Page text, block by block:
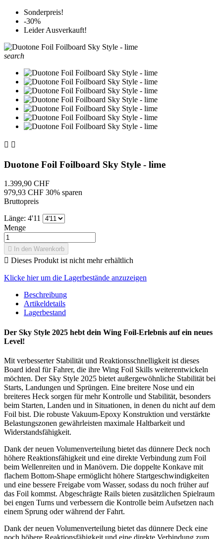
Sonderpreis!
-30%
Leider Ausverkauft!
search
 
Duotone Foil Foilboard Sky Style - lime
1.399,90 CHF
979,93 CHF 30% sparen
Bruttopreis
Länge: 4'11
Menge
 In den Warenkorb
 Dieses Produkt ist nicht mehr erhältlich
Klicke hier um die Lagerbestände anzuzeigen
Beschreibung
Artikeldetails
Lagerbestand
Der Sky Style 2025 hebt dein Wing Foil-Erlebnis auf ein neues
Level!
Mit verbesserter Stabilität und Reaktionsschnelligkeit ist dieses
Board ideal für Fahrer, die ihre Wing Foil Skills weiterentwickeln
möchten. Der Sky Style 2025 bietet außergewöhnliche Stabilität bei
Starts, Landungen und Sprüngen. Eine breitere Nose und ein
breiteres Heck sorgen für mehr Kontrolle und Stabilität, besonders
beim Starten, Landen und in Situationen, in denen du nicht auf dem
Foil bist. Die robuste Vakuum-Epoxy Konstruktion und verstärkte
Belastungszonen gewährleisten maximale Haltbarkeit und
Widerstandsfähigkeit.
Dank der neuen Volumenverteilung bietet das dünnere Deck noch
höhere Reaktionsfähigkeit und eine direkte Verbindung zum Foil
beim Wellenreiten und in Manövern. Die doppelte Konkave mit
flachem Bottom-Shape ermöglicht höhere Startgeschwindigkeiten
und eine bessere Freigabe vom Wasser, sodass du noch früher auf
das Foil kommst. Abgeschrägte Rails bieten zusätzlichen Spielraum
bei engen Turns und verbessern die Kontrolle beim Aufsetzen nach
einem Sprung oder während der Fahrt.
Dank der neuen Volumenverteilung bietet das dünnere Deck eine
noch höhere Reaktionsfähigkeit und eine direkte Verbindung zum